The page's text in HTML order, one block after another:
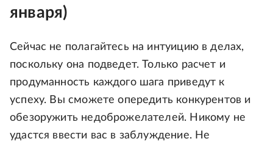
января)
Сейчас не полагайтесь на интуицию в делах,
поскольку она подведет. Только расчет и
продуманность каждого шага приведут к
успеху. Вы сможете опередить конкурентов и
обезоружить недоброжелателей. Никому не
удастся ввести вас в заблуждение. Не